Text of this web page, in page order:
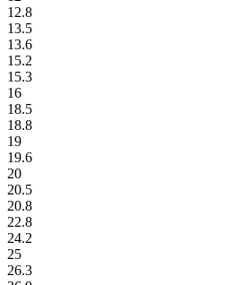
12.8
13.5
13.6
15.2
15.3
16
18.5
18.8
19
19.6
20
20.5
20.8
22.8
24.2
25
26.3